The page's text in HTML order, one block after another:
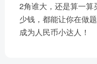
2角谁大，还是算一算
少钱，都能让你在做
成为人民币小达人！